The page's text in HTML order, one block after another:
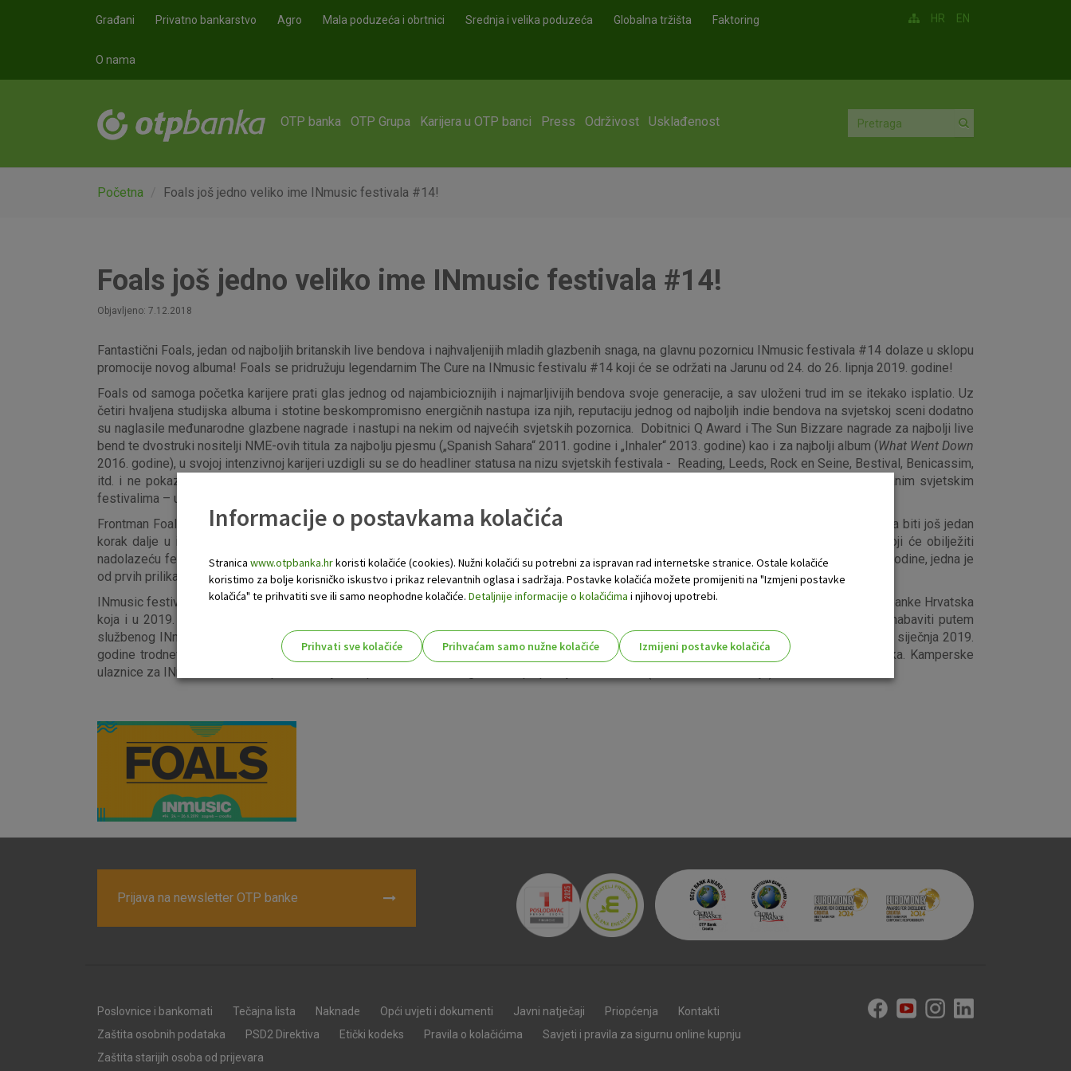
Građani Privatno bankarstvo Agro Mala poduzeća i obrtnici Srednja i velika poduzeća Globalna tržišta Faktoring
O nama
HR EN
OTP banka OTP Grupa Karijera u OTP banci Press Održivost Usklađenost
Početna Foals još jedno veliko ime INmusic festivala #14!
Foals još jedno veliko ime INmusic festivala #14!
Objavljeno: 7.12.2018
Fantastični Foals, jedan od najboljih britanskih live bendova i najhvaljenijih mladih glazbenih snaga, na glavnu pozornicu INmusic festivala #14 dolaze u sklopu
promocije novog albuma! Foals se pridružuju legendarnim The Cure na INmusic festivalu #14 koji će se održati na Jarunu od 24. do 26. lipnja 2019. godine!
Foals od samoga početka karijere prati glas jednog od najambicioznijih i najmarljivijih bendova svoje generacije, a sav uloženi trud im se itekako isplatio. Uz
četiri hvaljena studijska albuma i stotine beskompromisno energičnih nastupa iza njih, reputaciju jednog od najboljih indie bendova na svjetskoj sceni dodatno
su naglasile međunarodne glazbene nagrade i nastupi na nekim od najvećih svjetskih pozornica. Dobitnici Q Award i The Sun Bizzare nagrade za najbolji live
bend te dvostruki nositelji NME-ovih titula za najbolju pjesmu („Spanish Sahara“ 2011. godine i „Inhaler“ 2013. godine) kao i za najbolji album (What Went Down
2016. godine), u svojoj intenzivnoj karijeri uzdigli su se do headliner statusa na nizu svjetskih festivala - Reading, Leeds, Rock en Seine, Bestival, Benicassim,
itd. i ne pokazuju namjeru stati na tome. Nakon najave izlaska petog studijskog albuma u 2019. godini Foalsi potvrđuju i turneju na odabranim svjetskim
festivalima – uključujući i INmusic festival #14!
Frontman Foalsa Yannis Philippakis prošle godine je najavio povratak benda u studio nakon kratke pauze uz nazanke da će zvuk petog albuma biti još jedan
korak dalje u istraživanju glazbene raznolikosti Foalsa. NME novi album Foalsa ističe kao jedan od najiščekivanijih albuma 2019. godine koji će obilježiti
nadolazeću festivalsku sezonu. Povratak benda na glavnu pozornicu INmusic festivala, nakon njihovog pamtljivog i nabrijanog nastupa 2014. godine, jedna je
od prvih prilika za čuti novi materijal uvijek inovativnih Foalsa!
INmusic festival #14 održat će se na već dobro poznatoj lokaciji jarunskih otoka u Zagrebu od 24. do 26. lipnja 2019. godine uz podršku OTP banke Hrvatska
koja i u 2019. godini omogućuje beskontaktno plaćanje na festivalu. U prodaji su trodnevne ulaznice za 14. INmusic festival koje se mogu nabaviti putem
službenog INmusic webshopa po cijeni od 499 kn (+ troškovi transakcije) i u Dirty Old Shopu (Tratinska 18, Zagreb) po cijeni od 499 kn. Od 2. siječnja 2019.
godine trodnevne ulaznice za INmusic festival #14 po cijeni od 499 kn bit će moguće uplatiti i u preko 140 poslovnica OTP banke Hrvatska. Kamperske
ulaznice za INmusic #14 dostupne su isključivo putem festivalskog webshopa po cijeni od 250 kn (+ troškovi transakcije) do isteka zaliha.
Prijava na newsletter OTP banke
Poslovnice i bankomati Tečajna lista Naknade Opći uvjeti i dokumenti Javni natječaji Priopćenja
Kontakti
Zaštita osobnih podataka
PSD2 Direktiva Etički kodeks Pravila o kolačićima
Savjeti i pravila za sigurnu online kupnju
Zaštita starijih osoba od prijevara
Informacije o postavkama kolačića
Stranica www.otpbanka.hrkoristi kolačiće (cookies). Nužni kolačići su potrebni za ispravan rad internetske stranice. Ostale kolačiće
koristimo za bolje korisničko iskustvo i prikaz relevantnih oglasa i sadržaja. Postavke kolačića možete promijeniti na "Izmjeni postavke
kolačića" te prihvatiti sve ili samo neophodne kolačiće. Detaljnije informacije o kolačićima i njihovoj upotrebi.
Prihvati sve kolačiće Prihvaćam samo nužne kolačiće
Izmijeni postavke kolačića
Marketinški
Detaljnije informacije o kolačićima